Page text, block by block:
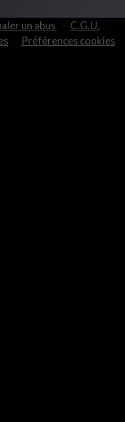
un abus
C.G.U.
Préférences cookies